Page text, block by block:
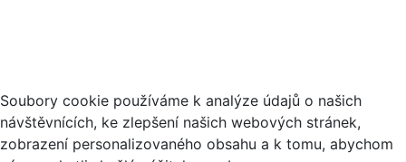
Soubory cookie používáme k analýze údajů o našich
návštěvnících, ke zlepšení našich webových stránek,
zobrazení personalizovaného obsahu a k tomu, abychom